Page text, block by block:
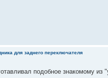
для заднего переключателя
подобное знакомому